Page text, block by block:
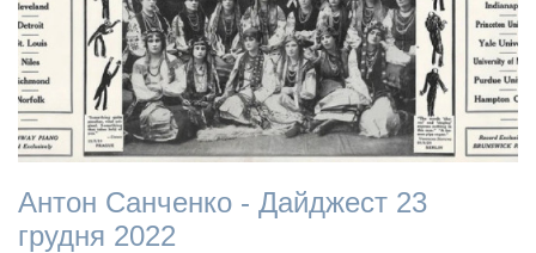
Антон Санченко - Дайджест 23
грудня 2022